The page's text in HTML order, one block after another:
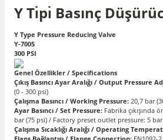
Y Tı̇pı̇ Basınç
Y Type Pressure Reducing Valve
Y-7005
300 PSI
Genel Özellikler / Specifications
Çıkış Basıncı Ayar Aralığı / Output Pressure
(0 - 300 psi)
Çalışma Basıncı / Working Pressure: 20,7 bar
Ayar Basıncı / Set Pressure: Fabrika çıkışında
bar (75 psi) / Factory preset outlet pressure: 5
Çalışma Sıcaklığı Aralığı / Operating